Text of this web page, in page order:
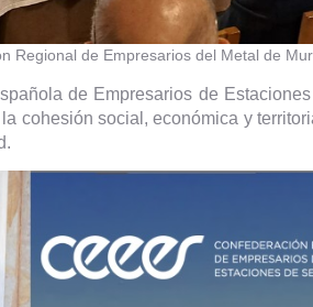
Regional de Empresarios del Metal de
de Empresarios de
cohesión social, económica y